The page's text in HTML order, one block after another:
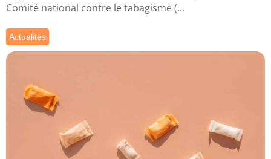
Comité national contre le tabagisme (...
Actualités